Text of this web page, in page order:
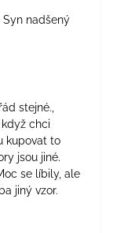
nadšený
hviezdičiek.
stejné.,
když chci
kupovat to
jsou jiné.
se líbily, ale
jiný vzor.